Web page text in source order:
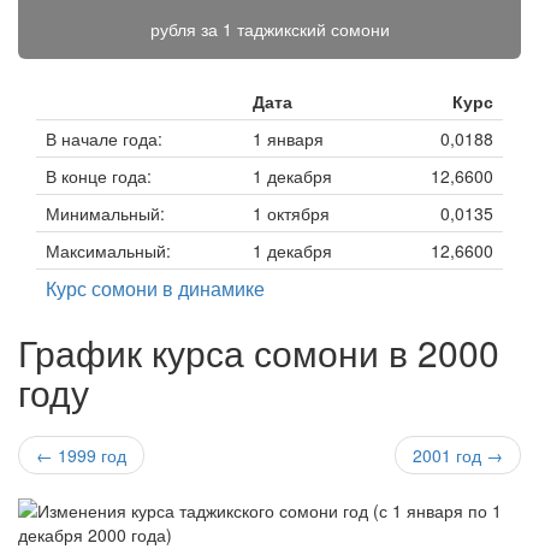
рубля за 1 таджикский сомони
Дата
Курс
В начале года:
1 января
0,0188
В конце года:
1 декабря
12,6600
Минимальный:
1 октября
0,0135
Максимальный:
1 декабря 12,6600
Курс сомони в динамике
График курса сомони в 2000
году
← 1999 год 2001 год →